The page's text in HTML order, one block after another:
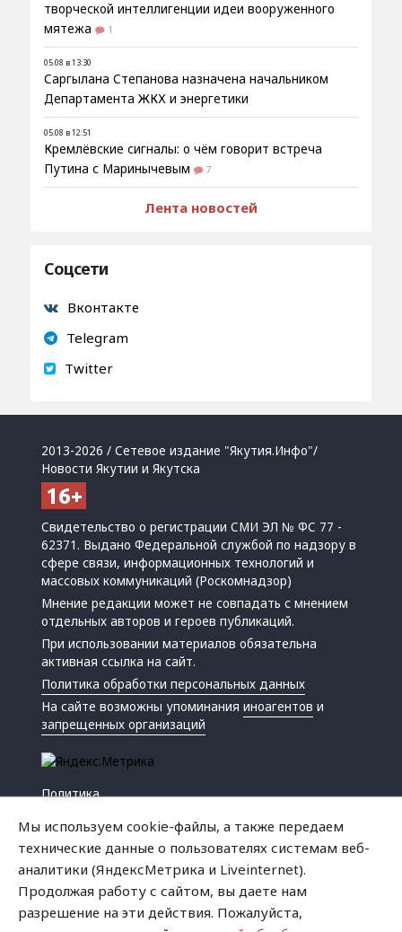
творческой интеллигенции идеи вооруженного
мятежа
1
05.08 в 13:30
Саргылана Степанова назначена начальником
Департамента ЖКХ и энергетики
05.08 в 12:51
Кремлёвские сигналы: о чём говорит встреча
Путина с Маринычевым
7
Лента новостей
Соцсети
Вконтакте
Telegram
Twitter
2013-2026 / Сетевое издание "Якутия.Инфо"/
Новости Якутии и Якутска
Свидетельство о регистрации СМИ ЭЛ № ФС 77 -
62371. Выдано Федеральной службой по надзору в
сфере связи, информационных технологий и
массовых коммуникаций (Роскомнадзор)
Мнение редакции может не совпадать с мнением
отдельных авторов и героев публикаций.
При использовании материалов обязательна
активная ссылка на сайт.
Политика обработки персональных данных
На сайте возможны упоминанияиноагентов и
запрещенных организаций
Политика
Мы используем cookie-файлы, а также передаем
технические данные о пользователях системам веб-
аналитики (ЯндексМетрика и Liveinternet).
Продолжая работу с сайтом, вы даете нам
разрешение на эти действия. Пожалуйста,